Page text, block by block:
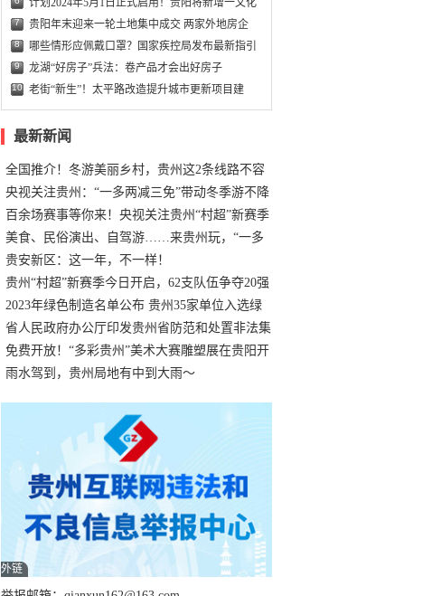
计划2024年5月1日正式启用！贵阳将新增一文化
7 贵阳年末迎来一轮土地集中成交 两家外地房企
8 哪些情形应佩戴口罩？国家疾控局发布最新指引
9 龙湖“好房子”兵法：卷产品才会出好房子
10 老街“新生”！太平路改造提升城市更新项目建
最新新闻
全国推介！冬游美丽乡村，贵州这2条线路不容
错过
央视关注贵州：“一多两减三免”带动冬季游不降
温
百余场赛事等你来！央视关注贵州“村超”新赛季
正式“打响”
美食、民俗演出、自驾游……来贵州玩，“一多
两减三免”！
贵安新区：这一年，不一样！
贵州“村超”新赛季今日开启，62支队伍争夺20强
名额
2023年绿色制造名单公布 贵州35家单位入选绿
色工厂
省人民政府办公厅印发贵州省防范和处置非法集
资工作实施细则
免费开放！“多彩贵州”美术大赛雕塑展在贵阳开
展，持续至1月19日
雨水驾到，贵州局地有中到大雨～
外链